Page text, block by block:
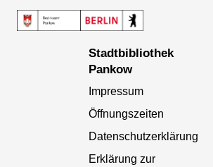
Stadtbibliothek
Pankow
Impressum
Öffnungszeiten
Datenschutzerklärung
Erklärung zur